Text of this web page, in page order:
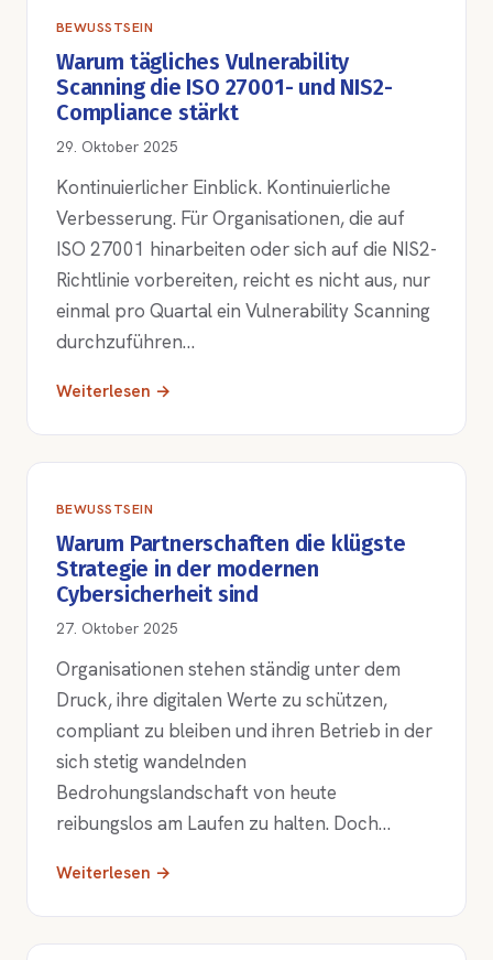
BEWUSSTSEIN
Warum tägliches Vulnerability
Scanning die ISO 27001- und NIS2-
Compliance stärkt
29. Oktober 2025
Kontinuierlicher Einblick. Kontinuierliche
Verbesserung. Für Organisationen, die auf
ISO 27001 hinarbeiten oder sich auf die NIS2-
Richtlinie vorbereiten, reicht es nicht aus, nur
einmal pro Quartal ein Vulnerability Scanning
durchzuführen…
Weiterlesen →
BEWUSSTSEIN
Warum Partnerschaften die klügste
Strategie in der modernen
Cybersicherheit sind
27. Oktober 2025
Organisationen stehen ständig unter dem
Druck, ihre digitalen Werte zu schützen,
compliant zu bleiben und ihren Betrieb in der
sich stetig wandelnden
Bedrohungslandschaft von heute
reibungslos am Laufen zu halten. Doch…
Weiterlesen →